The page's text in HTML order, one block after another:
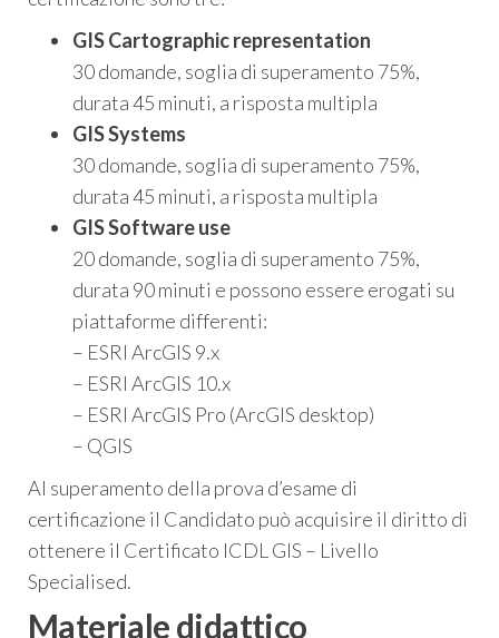
GIS Cartographic representation
30 domande, soglia di superamento 75%,
durata 45 minuti, a risposta multipla
GIS Systems‍
30 domande, soglia di superamento 75%,
durata 45 minuti, a risposta multipla
GIS Software use
20 domande, soglia di superamento 75%,
durata 90 minuti e possono essere erogati su
piattaforme differenti:
– ESRI ArcGIS 9.x
– ESRI ArcGIS 10.x
– ESRI ArcGIS Pro (ArcGIS desktop)
– QGIS
Al superamento della prova d’esame di
certificazione il Candidato può acquisire il diritto di
ottenere il Certificato ICDL GIS – Livello
Specialised.
Materiale didattico